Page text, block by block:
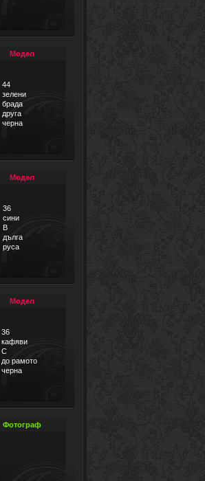
Модел
44
зелени
брада
друга
черна
Модел
36
сини
B
дълга
руса
Модел
36
кафяви
C
до рамото
черна
Фотограф